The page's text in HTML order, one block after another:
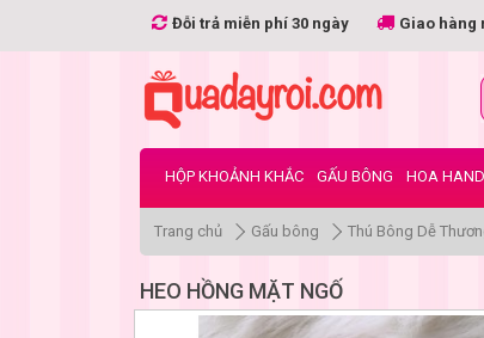
Đỗi trả miễn phí 30 ngày Giao hàng
HỘP KHOẢNH KHẮC GẤU BÔNG HOA
Trang chủ Gấu bông Thú Bông Dễ
HEO HỒNG MẶT NGỐ